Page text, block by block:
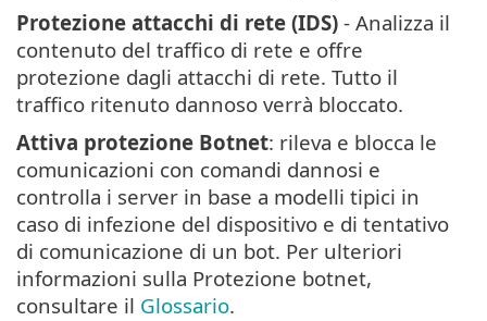
Protezione attacchi di rete (IDS) - Analizza il
contenuto del traffico di rete e offre
protezione dagli attacchi di rete. Tutto il
traffico ritenuto dannoso verrà bloccato.
Attiva protezione Botnet: rileva e blocca le
comunicazioni con comandi dannosi e
controlla i server in base a modelli tipici in
caso di infezione del dispositivo e di tentativo
di comunicazione di un bot. Per ulteriori
informazioni sulla Protezione botnet,
consultare il Glossario.